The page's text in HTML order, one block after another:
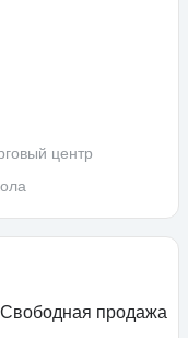
центр
Свободная продажа